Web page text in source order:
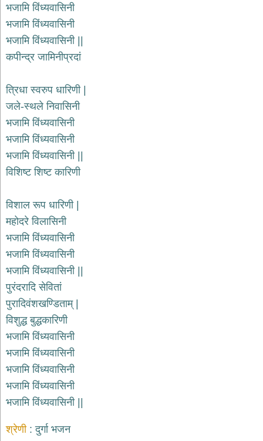
विविध
भजन
miscellaneous
bhajans
विष्णु
bhajans
बाबा
बालक
नाथ
भजन
baba
nath
bhajans
भक्ति
भजन
patriotic
bhajans
खाटू
श्याम
भजन
khatu
shaym
रानी
सती
दादी
भजन
rani
sati
bhajans
बावा
लाल
भजामि विंध्यवासिनी
भजामि विंध्यवासिनी
भजामि विंध्यवासिनी ||
कपीन्द्र जामिनीप्रदां
त्रिधा स्वरुप धारिणी |
जले-स्थले निवासिनी
भजामि विंध्यवासिनी
भजामि विंध्यवासिनी
भजामि विंध्यवासिनी ||
विशिष्ट शिष्ट कारिणी
विशाल रूप धारिणी |
महोदरे विलासिनी
भजामि विंध्यवासिनी
भजामि विंध्यवासिनी
भजामि विंध्यवासिनी ||
पुरंदरादि सेवितां
पुरादिवंशखण्डिताम् |
विशुद्ध बुद्धकारिणी
भजामि विंध्यवासिनी
भजामि विंध्यवासिनी
भजामि विंध्यवासिनी
भजामि विंध्यवासिनी
भजामि विंध्यवासिनी ||
श्रेणी दुर्गा भजन